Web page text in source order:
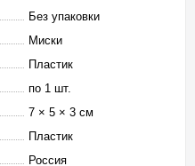
Без упаковки
Миски
Пластик
по 1 шт.
7 × 5 × 3 см
Пластик
Россия